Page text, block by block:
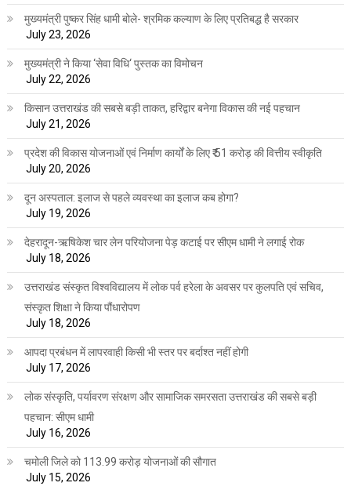
मुख्यमंत्री पुष्कर सिंह धामी बोले- श्रमिक कल्याण के लिए प्रतिबद्ध है सरकार
July 23, 2026
मुख्यमंत्री ने किया ‘सेवा विधि‘ पुस्तक का विमोचन
July 22, 2026
किसान उत्तराखंड की सबसे बड़ी ताकत, हरिद्वार बनेगा विकास की नई पहचान
July 21, 2026
प्रदेश की विकास योजनाओं एवं निर्माण कार्यों के लिए ₹ 51 करोड़ की वित्तीय स्वीकृति
July 20, 2026
दून अस्पताल: इलाज से पहले व्यवस्था का इलाज कब होगा?
July 19, 2026
देहरादून-ऋषिकेश चार लेन परियोजना पेड़ कटाई पर सीएम धामी ने लगाई रोक
July 18, 2026
उत्तराखंड संस्कृत विश्वविद्यालय में लोक पर्व हरेला के अवसर पर कुलपति एवं सचिव,
संस्कृत शिक्षा ने किया पौंधारोपण
July 18, 2026
आपदा प्रबंधन में लापरवाही किसी भी स्तर पर बर्दाश्त नहीं होगी
July 17, 2026
लोक संस्कृति, पर्यावरण संरक्षण और सामाजिक समरसता उत्तराखंड की सबसे बड़ी
पहचान: सीएम धामी
July 16, 2026
चमोली जिले को 113.99 करोड़ योजनाओं की सौगात
July 15, 2026